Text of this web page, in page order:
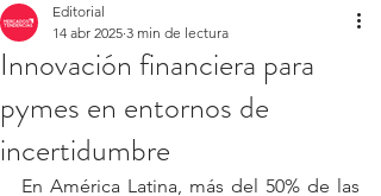
Innovación financiera para
pymes en entornos de
incertidumbre
Editorial
14 abr 2025 3 min de lectura
En América Latina, más del 50% de las